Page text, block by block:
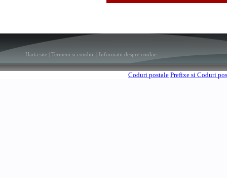
Harta site Termeni si conditii Informatii despre cookie
Coduri postale Prefixe si Coduri